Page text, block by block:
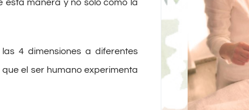
esta manera y no solo como la
4 dimensiones a diferentes
el ser humano experimenta